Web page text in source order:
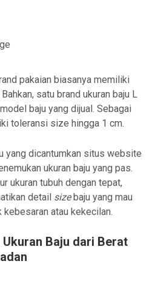
pakaian biasanya memiliki
satu brand ukuran baju L
baju yang dijual. Sebagai
toleransi size hingga 1 cm.
yang dicantumkan situs website
ukuran baju yang pas.
ukuran tubuh dengan tepat,
detail sizebaju yang mau
atau kekecilan.
Baju dari Berat